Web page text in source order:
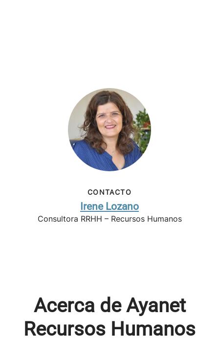
CONTACTO
Irene Lozano
Consultora RRHH – Recursos Humanos
Acerca de Ayanet
Recursos Humanos